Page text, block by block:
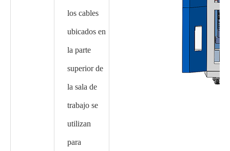
los cables
ubicados en
la parte
superior de
la sala de
trabajo se
utilizan
para